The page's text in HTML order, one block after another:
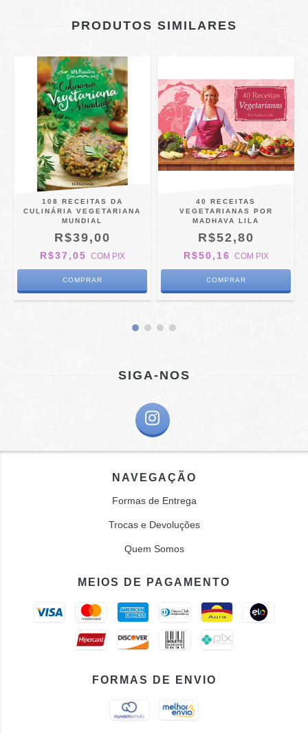
PRODUTOS SIMILARES
108 RECEITAS DA
CULINÁRIA VEGETARIANA
MUNDIAL
R$39,00
R$37,05 COM PIX
40 RECEITAS
VEGETARIANAS POR
MADHAVA LILA
R$52,80
R$50,16 COM PIX
SIGA-NOS
NAVEGAÇÃO
Formas de Entrega
Trocas e Devoluções
Quem Somos
MEIOS DE PAGAMENTO
FORMAS DE ENVIO